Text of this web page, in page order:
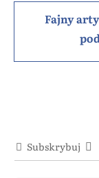
Fajny
Subskrybuj